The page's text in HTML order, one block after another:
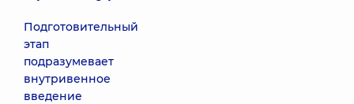
Подготовительный
этап
подразумевает
внутривенное
введение